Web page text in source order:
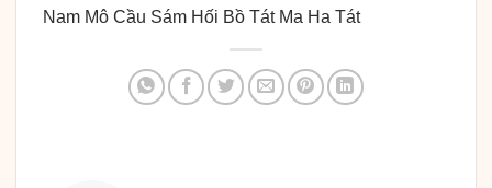
Nam Mô Cầu Sám Hối Bồ Tát Ma Ha Tát